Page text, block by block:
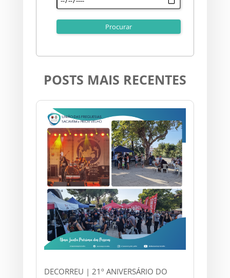
POSTS MAIS RECENTES
DECORREU | 21º ANIVERSÁRIO DO